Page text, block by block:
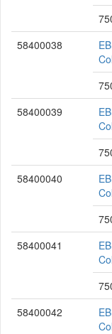
58400038
58400039
58400040
58400041
58400042